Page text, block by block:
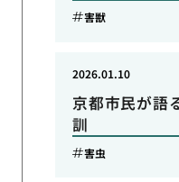
害獣
京都市民が語
訓
2026.01.10
害虫